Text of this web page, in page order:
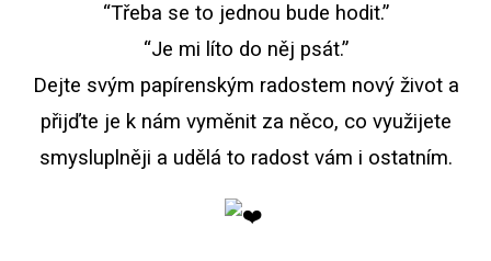
“Třeba se to jednou bude hodit.”
“Je mi líto do něj psát.”
Dejte svým papírenským radostem nový život a
přijďte je k nám vyměnit za něco, co využijete
smysluplněji a udělá to radost vám i ostatním.